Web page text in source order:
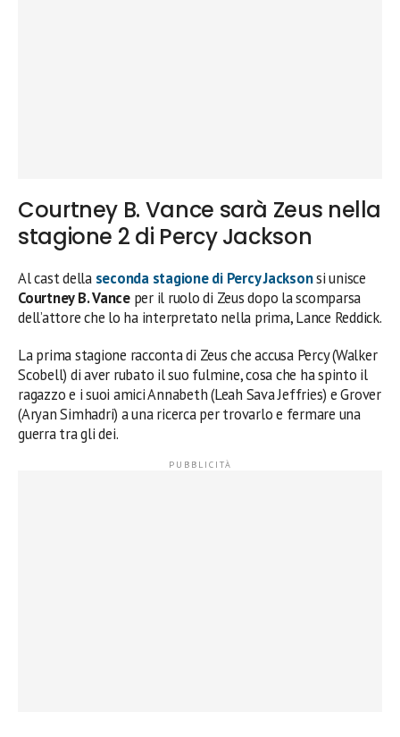
Courtney B. Vance sarà Zeus nella
stagione 2 di Percy Jackson
Al cast della seconda stagione di Percy Jacksonsi unisce
Courtney B. Vanceper il ruolo di Zeus dopo la scomparsa
dell’attore che lo ha interpretato nella prima, Lance Reddick.
La prima stagione racconta di Zeus che accusa Percy (Walker
Scobell) di aver rubato il suo fulmine, cosa che ha spinto il
ragazzo e i suoi amici Annabeth (Leah Sava Jeffries) e Grover
(Aryan Simhadri) a una ricerca per trovarlo e fermare una
guerra tra gli dei.